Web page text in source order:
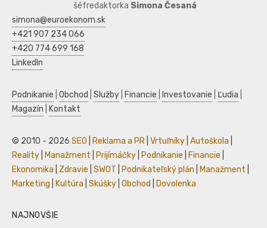
šéfredaktorka Simona Česaná
simona@euroekonom.sk
+421 907 234 066
+420 774 699 168
LinkedIn
Podnikanie Obchod Služby Financie Investovanie Ľudia
Magazín
Kontakt
© 2010 - 2026 SEO Reklama a PR Vrtuľníky Autoškola
Reality
Manažment Prijímáčky Podnikanie Financie
Ekonomika
Zdravie SWOT Podnikateľský plán Manažment
Marketing
Kultúra Skúšky Obchod Dovolenka
NAJNOVŠIE